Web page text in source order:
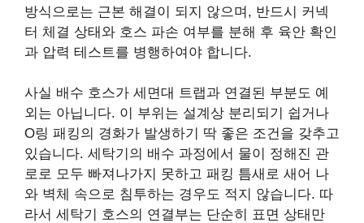
방식으로는 근본 해결이 되지 않으며, 반드시 커넥
터 체결 상태와 호스 파손 여부를 분해 후 육안 확인
과 압력 테스트를 병행하여야 합니다.
사실 배수 호스가 세면대 트랩과 연결된 부분도 예
외는 아닙니다. 이 부위는 설계상 분리되기 쉽거나
O링 패킹의 경화가 발생하기 딱 좋은 조건을 갖추고
있습니다. 세탁기의 배수 과정에서 물이 정해진 관
로로 모두 빠져나가지 못하고 패킹 틈새로 새어 나
와 벽체 속으로 침투하는 경우도 적지 않습니다. 따
라서 세탁기 호스의 연결부는 단순히 표면 상태만